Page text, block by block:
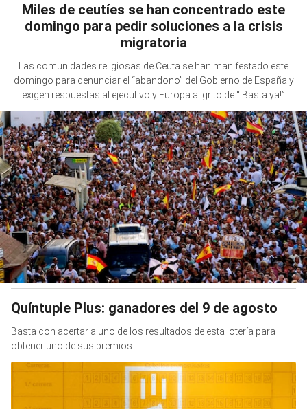
Miles de ceutíes se han concentrado este
domingo para pedir soluciones a la crisis
migratoria
Las comunidades religiosas de Ceuta se han manifestado este
domingo para denunciar el “abandono” del Gobierno de España y
exigen respuestas al ejecutivo y Europa al grito de “¡Basta ya!”
Quíntuple Plus: ganadores del 9 de agosto
Basta con acertar a uno de los resultados de esta lotería para
obtener uno de sus premios